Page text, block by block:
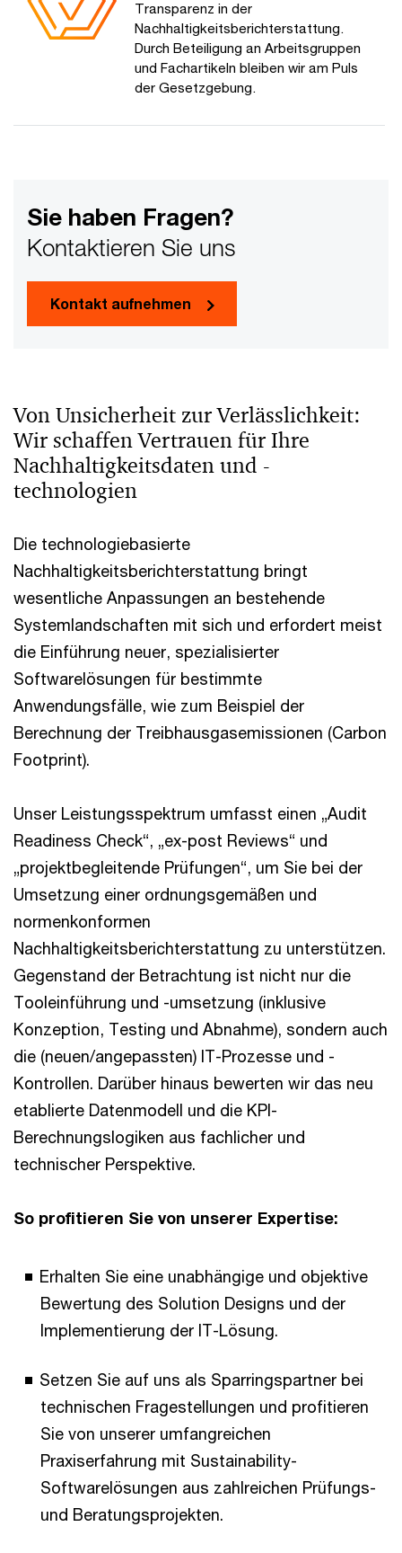
Transparenz in der
Nachhaltigkeitsberichterstattung.
Durch Beteiligung an Arbeitsgruppen
und Fachartikeln bleiben wir am Puls
der Gesetzgebung.
Sie haben Fragen?
Kontaktieren Sie uns
Kontakt aufnehmen
Von Unsicherheit zur Verlässlichkeit:
Wir schaffen Vertrauen für Ihre
Nachhaltigkeitsdaten und -
technologien
Die technologiebasierte
Nachhaltigkeitsberichterstattung bringt
wesentliche Anpassungen an bestehende
Systemlandschaften mit sich und erfordert meist
die Einführung neuer, spezialisierter
Softwarelösungen für bestimmte
Anwendungsfälle, wie zum Beispiel der
Berechnung der Treibhausgasemissionen (Carbon
Footprint).
Unser Leistungsspektrum umfasst einen „Audit
Readiness Check“, „ex-post Reviews“ und
„projektbegleitende Prüfungen“, um Sie bei der
Umsetzung einer ordnungsgemäßen und
normenkonformen
Nachhaltigkeitsberichterstattung zu unterstützen.
Gegenstand der Betrachtung ist nicht nur die
Tooleinführung und -umsetzung (inklusive
Konzeption, Testing und Abnahme), sondern auch
die (neuen/angepassten) IT-Prozesse und -
Kontrollen. Darüber hinaus bewerten wir das neu
etablierte Datenmodell und die KPI-
Berechnungslogiken aus fachlicher und
technischer Perspektive.
So profitieren Sie von unserer Expertise:
Erhalten Sie eine unabhängige und objektive
Bewertung des Solution Designs und der
Implementierung der IT-Lösung.
Setzen Sie auf uns als Sparringspartner bei
technischen Fragestellungen und profitieren
Sie von unserer umfangreichen
Praxiserfahrung mit Sustainability-
Softwarelösungen aus zahlreichen Prüfungs-
und Beratungsprojekten.